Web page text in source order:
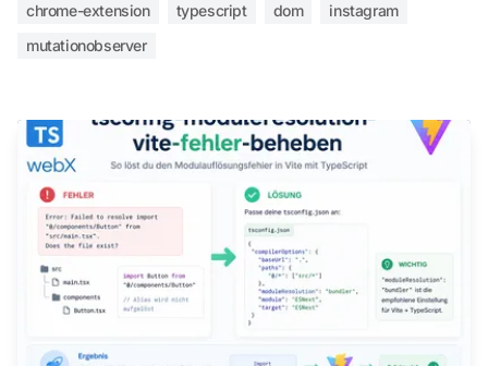
chrome-extension typescript dom
instagram
mutationobserver